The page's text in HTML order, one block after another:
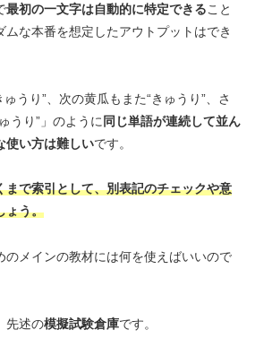
最初の一文字は自動的に特定できること
ムな本番を想定したアウトプットはでき
うり”、次の黄瓜もまた“きゅうり”、さ
うり”」のように 同じ単語が連続して並ん
使い方は難しいです。
まで索引として、別表記のチェックや意
ょう。
メインの教材には何を使えばいいので
先述の模擬試験倉庫です。